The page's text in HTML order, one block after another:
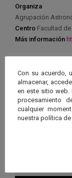
Organiza
Agrupación
Centro Facultad
Más información
Próximos
26 JUN
Con su acuerdo,
almacenar,
en este sitio web.
procesamiento
cualquier
nuestra política